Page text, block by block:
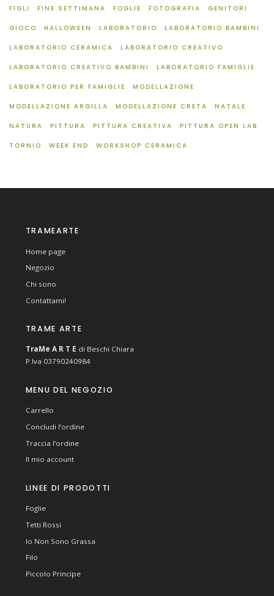
FIGLI FINE SETTIMANA FOGLIE FOTOGRAFIA GENITORI
GIOCO HALLOWEEN LABORATORIO LABORATORIO BAMBINI
LABORATORIO CERAMICA LABORATORIO CREATIVO
LABORATORIO CREATIVO BAMBINI LABORATORIO FAMIGLIE
LABORATORIO PER FAMIGLIE MODELLAZIONE
MODELLAZIONE ARGILLA MODELLAZIONE CRETA NATALE
NATURA PITTURA PITTURA CREATIVA PITTURA OPEN LAB
TORNIO WEEK END WORKSHOP CERAMICA
TRAMEARTE
Home page
Negozio
Chi sono
Contattami!
TRAME ARTE
TraMe A R T E di Beschi Chiara
P.Iva 03790240984
MENU DEL NEGOZIO
Carrello
Concludi l’ordine
Traccia l’ordine
Il mio account
LINEE DI PRODOTTI
Foglie
Tetti Rossi
Io Non Sono Grassa
Filo
Piccolo Principe